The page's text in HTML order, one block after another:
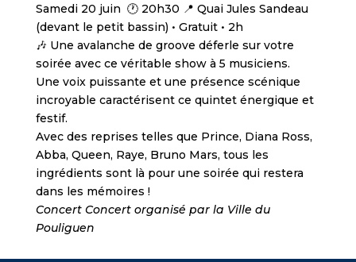
Samedi 20 juin 🕐 20h30 📍 Quai Jules Sandeau
(devant le petit bassin) • Gratuit • 2h
🎶 Une avalanche de groove déferle sur votre
soirée avec ce véritable show à 5 musiciens.
Une voix puissante et une présence scénique
incroyable caractérisent ce quintet énergique et
festif.
Avec des reprises telles que Prince, Diana Ross,
Abba, Queen, Raye, Bruno Mars, tous les
ingrédients sont là pour une soirée qui restera
dans les mémoires !
Concert Concert organisé par la Ville du
Pouliguen